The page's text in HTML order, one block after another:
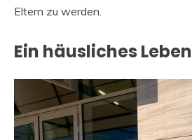
Eltern zu werden.
Ein häusliches Leben